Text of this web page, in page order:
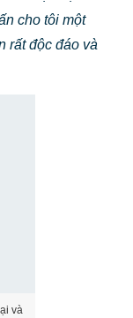
cho tôi một
rất độc đáo và
và